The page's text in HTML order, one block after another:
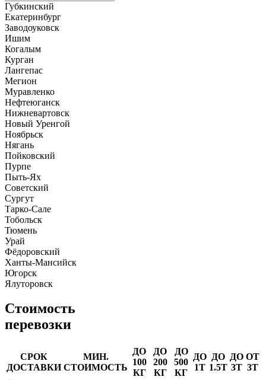
Губкинский
Екатеринбург
Заводоуковск
Ишим
Когалым
Курган
Лангепас
Мегион
Муравленко
Нефтеюганск
Нижневартовск
Новый Уренгой
Ноябрьск
Нягань
Пойковский
Пурпе
Пыть-Ях
Советский
Сургут
Тарко-Сале
Тобольск
Тюмень
Урай
Фёдоровский
Ханты-Мансийск
Югорск
Ялуторовск
Стоимость
перевозки
СРОК
ДОСТАВКИ
МИН.
СТОИМОСТЬ
ДО
100
КГ
ДО
200
КГ
ДО
500
КГ
ДО
1Т
ДО
1.5Т
ДО
3Т
ОТ
3Т